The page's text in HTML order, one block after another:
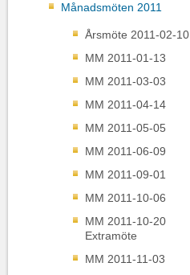
Månadsmöten 2011
Årsmöte 2011-02-10
MM 2011-01-13
MM 2011-03-03
MM 2011-04-14
MM 2011-05-05
MM 2011-06-09
MM 2011-09-01
MM 2011-10-06
MM 2011-10-20
Extramöte
MM 2011-11-03